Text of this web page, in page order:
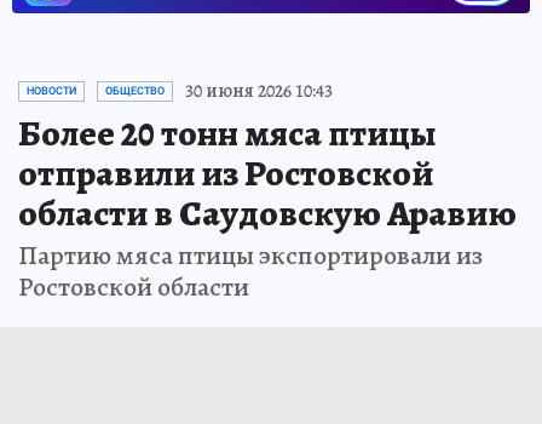
НОВОСТИ ОБЩЕСТВО 30 июня 2026 10:43
Более 20 тонн мяса птицы
отправили из Ростовской
области в Саудовскую Аравию
Партию мяса птицы экспортировали из
Ростовской области